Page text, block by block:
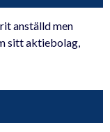
anställd men
sitt aktiebolag,